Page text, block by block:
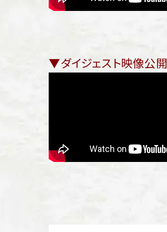
▼ダイジェスト映像公開